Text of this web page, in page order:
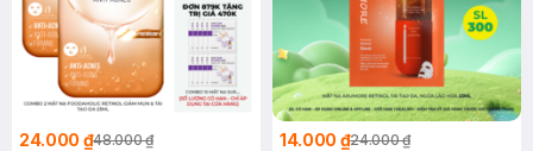
24.000 ₫48.000 ₫ 14.000 ₫24.000 ₫